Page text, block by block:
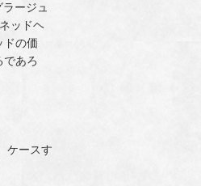
ージュ
ッドヘ
ドの価
あろ
ケースす